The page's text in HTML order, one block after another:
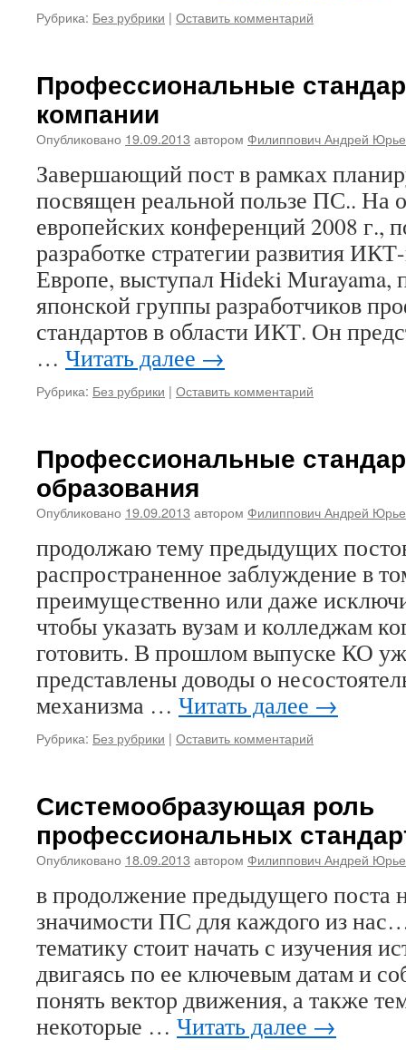
Рубрика: Без рубрики | Оставить комментарий
Профессиональные
компании
Опубликовано 19.09.2013 автором Филиппович Андрей
Завершающий пост в рамках
посвящен реальной пользе ПС.. На
европейских конференций 2008 г.,
разработке стратегии развития
Европе, выступал Hideki Murayama,
японской группы разработчиков
стандартов в области ИКТ. Он
… Читать далее →
Рубрика: Без рубрики | Оставить комментарий
Профессиональные
образования
Опубликовано 19.09.2013 автором Филиппович Андрей
продолжаю тему предыдущих
распространенное заблуждение в
преимущественно или даже
чтобы указать вузам и колледжам
готовить. В прошлом выпуске КО
представлены доводы о
механизма … Читать далее →
Рубрика: Без рубрики | Оставить комментарий
Системообразующая роль
профессиональных
Опубликовано 18.09.2013 автором Филиппович Андрей
в продолжение предыдущего поста
значимости ПС для каждого из
тематику стоит начать с изучения
двигаясь по ее ключевым датам и
понять вектор движения, а также
некоторые … Читать далее →